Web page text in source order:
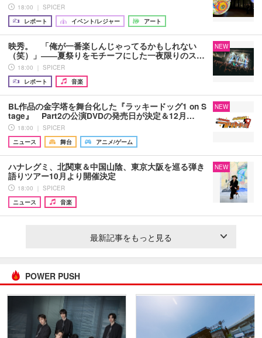
18:00 ｜ SPICER
レポート
イベント/レジャー アート
映秀。 「俺が一番楽しんじゃってるかもしれない
（笑）」――夏祭りをモチーフにした一夜限りのス…
18:00 ｜ SPICER
レポート
音楽
NEW
BL作品の金字塔を舞台化した『ラッキードッグ1 on S
tage』 Part2の公演DVDの発売日が決定＆12月…
18:00 ｜ SPICER
ニュース
舞台 アニメ/ゲーム
NEW
ハナレグミ、北関東＆中国山陰、東京大阪を巡る弾き
語りツアー10月より開催決定
18:00 ｜ SPICER
ニュース
音楽
NEW
最新記事をもっと見る
POWER PUSH